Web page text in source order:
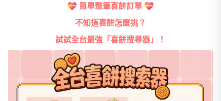
💝 買單整筆喜餅訂單 💝
不知道喜餅怎麼挑？
試試全台最強「喜餅搜尋器」！